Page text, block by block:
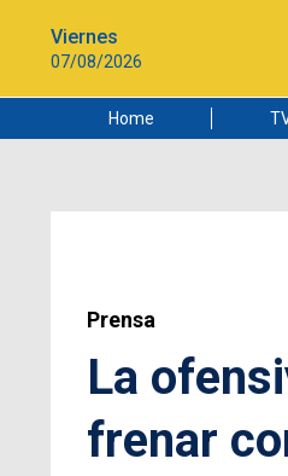
Viernes
07/08/2026
Home
Ciudad
Prensa
La
frenar